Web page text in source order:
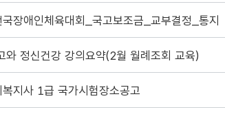
장애인체육대회_국고보조금_교부결정_통지
와 정신건강 강의요약(2월 월례조회 교육)
지사 1급 국가시험장소공고